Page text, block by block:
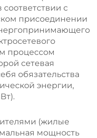
соответствии с
присоединении
процессом
сетевая
обязательства
энергии,
(жилые
мощность